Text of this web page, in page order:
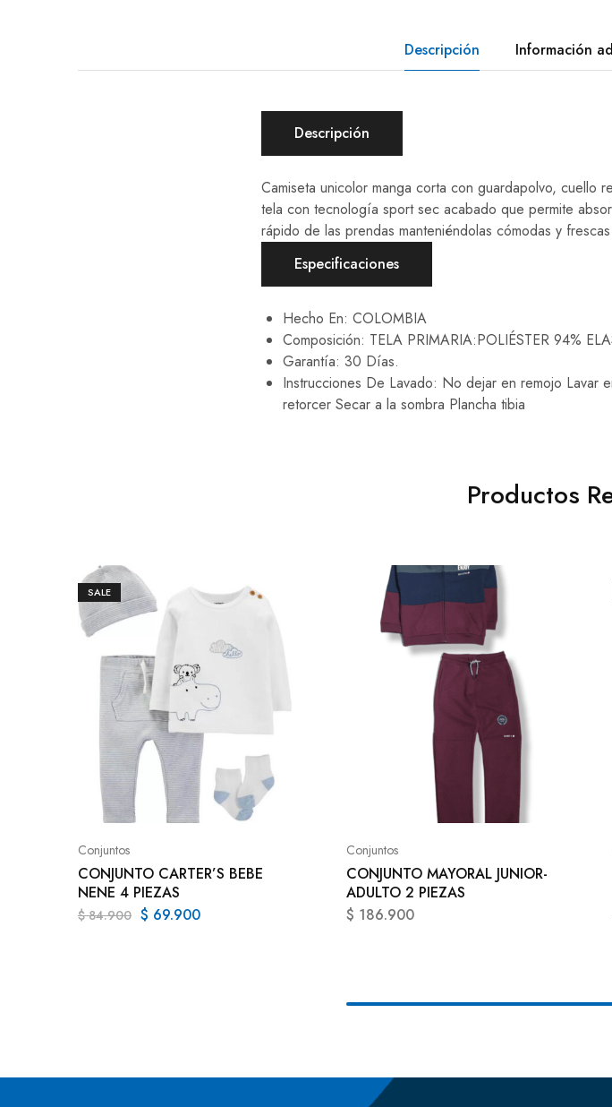
Descripción Información
Descripción
Camiseta unicolor manga corta con guardapolvo, cuello
tela con tecnología sport sec acabado que permite
rápido de las prendas manteniéndolas cómodas y frescas
Especificaciones
Hecho En: COLOMBIA
Composición: TELA PRIMARIA:POLIÉSTER 94%
Garantía: 30 Días.
Instrucciones De Lavado: No dejar en remojo Lavar
retorcer Secar a la sombra Plancha tibia
Productos
SALE
Conjuntos
CONJUNTO CARTER’S BEBE
NENE 4 PIEZAS
$84.900 $ 69.900
Conjuntos
CONJUNTO MAYORAL JUNIOR-
ADULTO 2 PIEZAS
$ 186.900